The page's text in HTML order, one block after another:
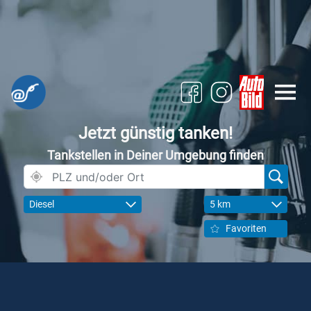
Jetzt günstig tanken!
Tankstellen in Deiner Umgebung finden
Diesel 5 km
Favoriten